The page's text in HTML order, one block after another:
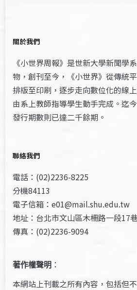
關於我們
《小世界周報》是世新大學新聞學
物，創刊至今，《小世界》從傳統
排版至印刷，逐步走向數位化的線
由系上教師指導學生動手完成。迄
發行期數則已達二千餘期。
聯絡我們
電話：(02)2236-8225
分機84113
電子信箱：e01@mail.shu.edu.tw
地址：台北市文山區木柵路一段17
傳真：(02)2236-9094
著作權聲明 ：
本網站上刊載之所有內容，包括但